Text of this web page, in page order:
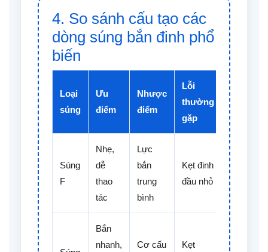
4. So sánh cấu tạo các
dòng súng bắn đinh phổ
biến
Loại
súng
Ưu
điểm
Nhược
điểm
Lỗi
thường
gặp
Súng
F
Nhẹ,
dễ
thao
tác
Lực
bắn
trung
bình
Kẹt đinh
đầu nhỏ
Bắn
nhanh,
Cơ cấu Kẹt